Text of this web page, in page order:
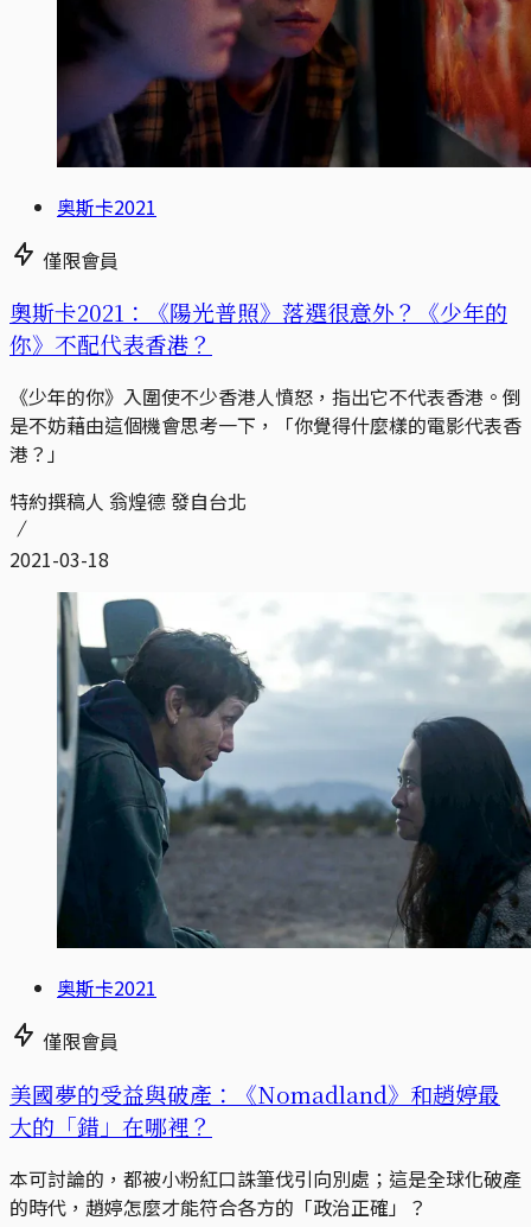
奥斯卡2021
僅限會員
奧斯卡2021：《陽光普照》落選很意外？《少年的
你》不配代表香港？
《少年的你》入圍使不少香港人憤怒，指出它不代表香港。倒
是不妨藉由這個機會思考一下，「你覺得什麼樣的電影代表香
港？」
特約撰稿人 翁煌德 發自台北
2021-03-18
奥斯卡2021
僅限會員
美國夢的受益與破產：《Nomadland》和趙婷最
大的「錯」在哪裡？
本可討論的，都被小粉紅口誅筆伐引向別處；這是全球化破產
的時代，趙婷怎麼才能符合各方的「政治正確」？